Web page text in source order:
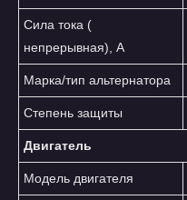
Сила тока (
непрерывная), A
Марка/тип альтернатора
Степень защиты
Двигатель
Модель двигателя